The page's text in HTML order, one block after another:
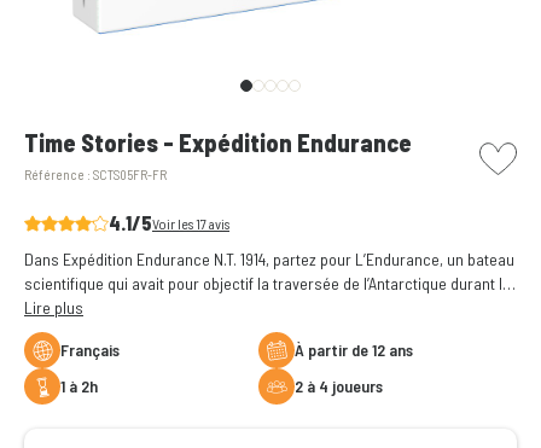
Time Stories - Expédition Endurance
Référence : SCTS05FR-FR
picto
4.1/5Voir les 17 avis
Dans Expédition Endurance N.T. 1914, partez pour L’Endurance, un bateau
scientifique qui avait pour objectif la traversée de l’Antarctique durant la
1ère Guerre Mondiale. L'équipage ne répond plus, en tant qu'agent de la
T.I.M.E vous devez enquêter sur cette mystérieuse affaire.
Lire plus
Français
à partir de 12 ans
1 à 2h
2 à 4 joueurs